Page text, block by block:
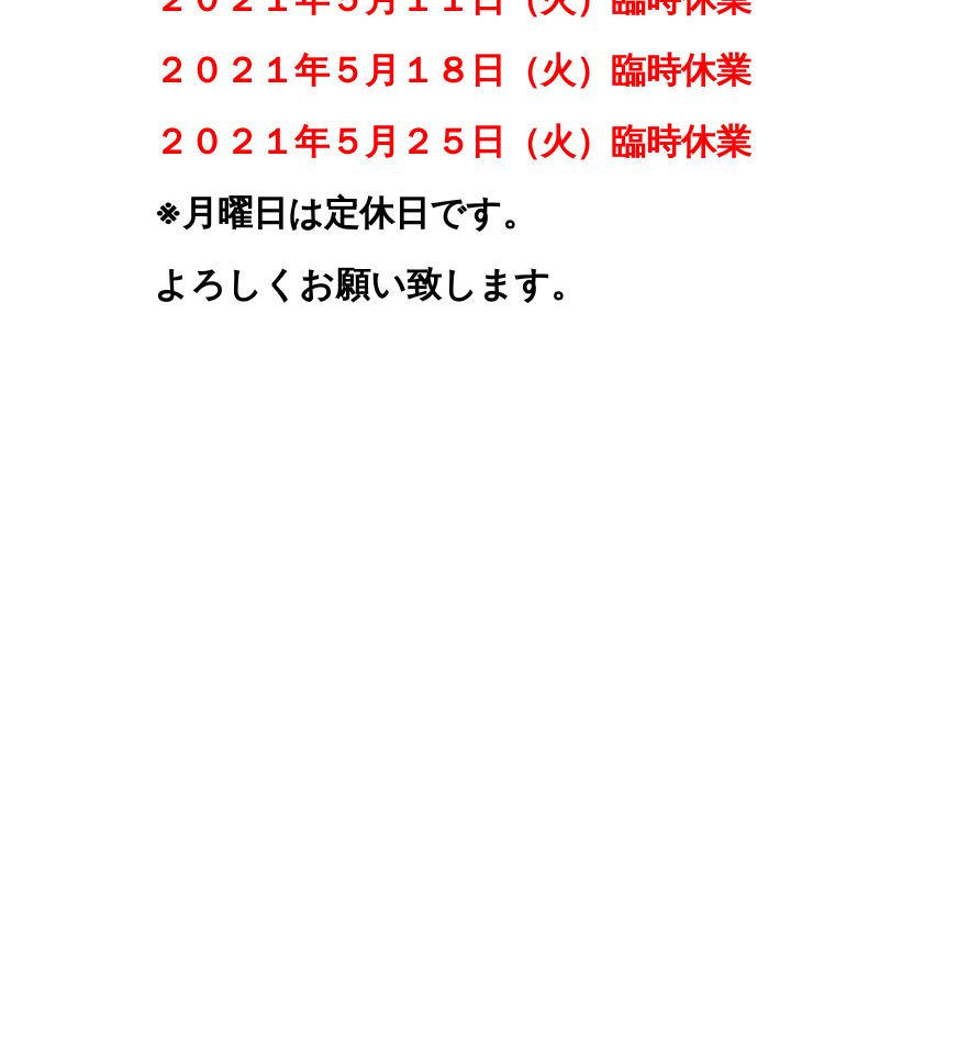
２０２１年５月１８ 日（火）臨時休業
２０２１年５月２５ 日（火）臨時休業
※月曜日は定休日です。
よろしくお願い致します。